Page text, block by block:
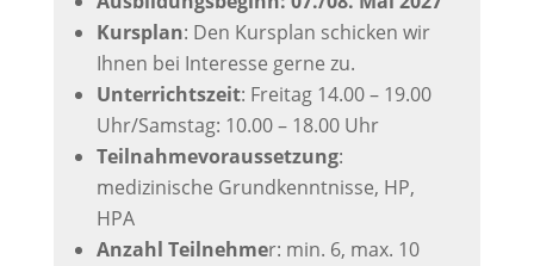
Kursplan: Den Kursplan schicken wir
Ihnen bei Interesse gerne zu.
Unterrichtszeit: Freitag 14.00 – 19.00
Uhr/Samstag: 10.00 – 18.00 Uhr
Teilnahmevoraussetzung:
medizinische Grundkenntnisse, HP,
HPA
Anzahl Teilnehmer: min. 6, max. 10